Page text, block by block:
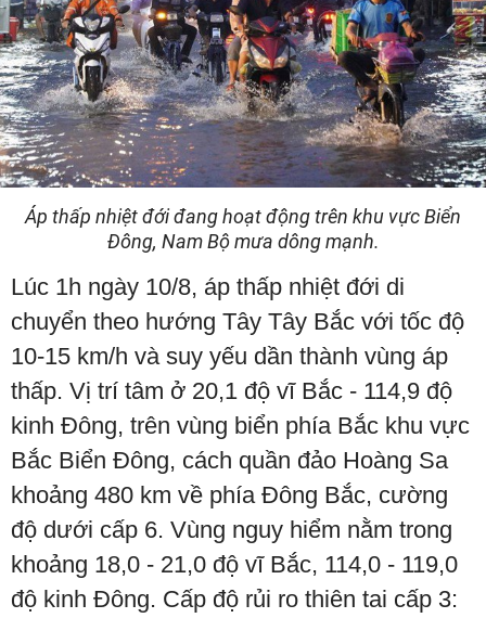
Áp thấp nhiệt đới đang hoạt động trên khu vực Biển
Đông, Nam Bộ mưa dông mạnh.
Lúc 1h ngày 10/8, áp thấp nhiệt đới di
chuyển theo hướng Tây Tây Bắc với tốc độ
10-15 km/h và suy yếu dần thành vùng áp
thấp. Vị trí tâm ở 20,1 độ vĩ Bắc - 114,9 độ
kinh Đông, trên vùng biển phía Bắc khu vực
Bắc Biển Đông, cách quần đảo Hoàng Sa
khoảng 480 km về phía Đông Bắc, cường
độ dưới cấp 6. Vùng nguy hiểm nằm trong
khoảng 18,0 - 21,0 độ vĩ Bắc, 114,0 - 119,0
độ kinh Đông. Cấp độ rủi ro thiên tai cấp 3: